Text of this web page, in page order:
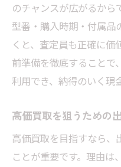
のチャンスが広がるから
型番・購入時期・付属品
くと、査定員も正確に価
前準備を徹底することで
利用でき、納得のいく現
高価買取を狙うための
高価買取を目指すなら、
ことが重要です。理由は